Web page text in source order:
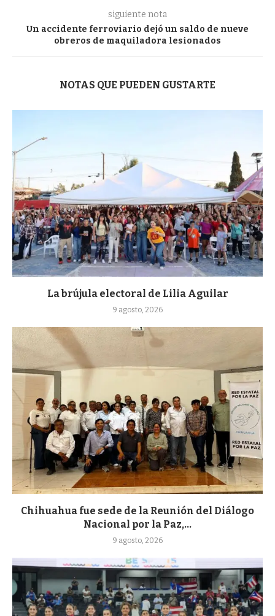
siguiente nota
Un accidente ferroviario dejó un saldo de nueve
obreros de maquiladora lesionados
NOTAS QUE PUEDEN GUSTARTE
La brújula electoral de Lilia Aguilar
9 agosto, 2026
Chihuahua fue sede de la Reunión del Diálogo
Nacional por la Paz,...
9 agosto, 2026